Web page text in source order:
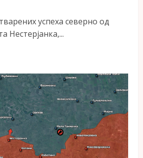
успеха северно од
Нестерјанка,...